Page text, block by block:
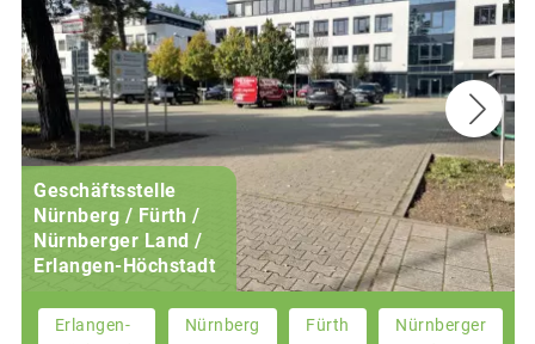
Geschäftsstelle
Nürnberg / Fürth /
Nürnberger Land /
Erlangen-Höchstadt
Erlangen-
Nürnberg Fürth
Nürnberger